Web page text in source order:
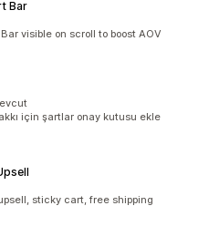
Bar
visible on scroll to boost AOV
için şartlar onay kutusu ekle
sticky cart, free shipping